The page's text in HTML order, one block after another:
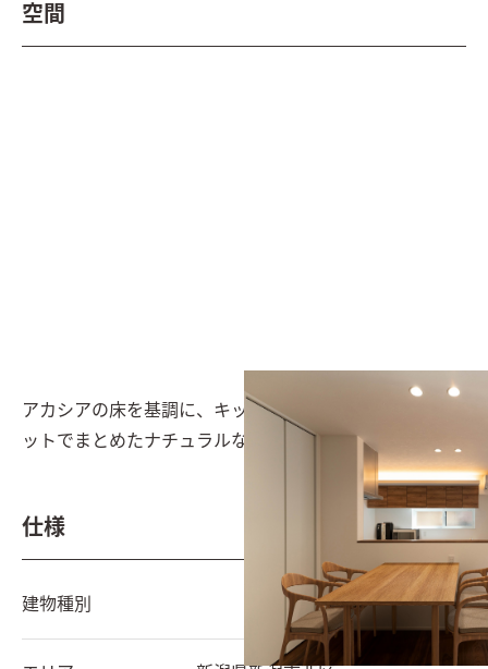
空間
アカシアの床を基調に、キッチンと造作家具はウォルナ
ットでまとめたナチュラルな雰囲気のLDK
仕様
建物種別